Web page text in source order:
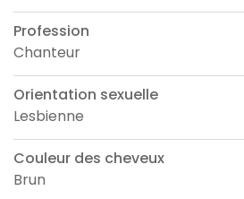
Profession
Chanteur
Orientation sexuelle
Lesbienne
Couleur des cheveux
Brun